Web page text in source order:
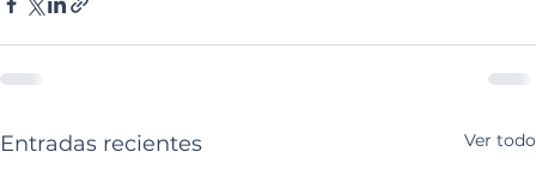
Entradas recientes Ver todo